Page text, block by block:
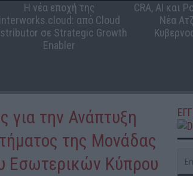
Η νέα εποχή της
interworks.cloud: από Cloud
σε Strategic Growth
Enabler
CRA, AI και
Νέα
για την Ανάπτυξη
της Μονάδας
Εσωτερικών Κύπρου